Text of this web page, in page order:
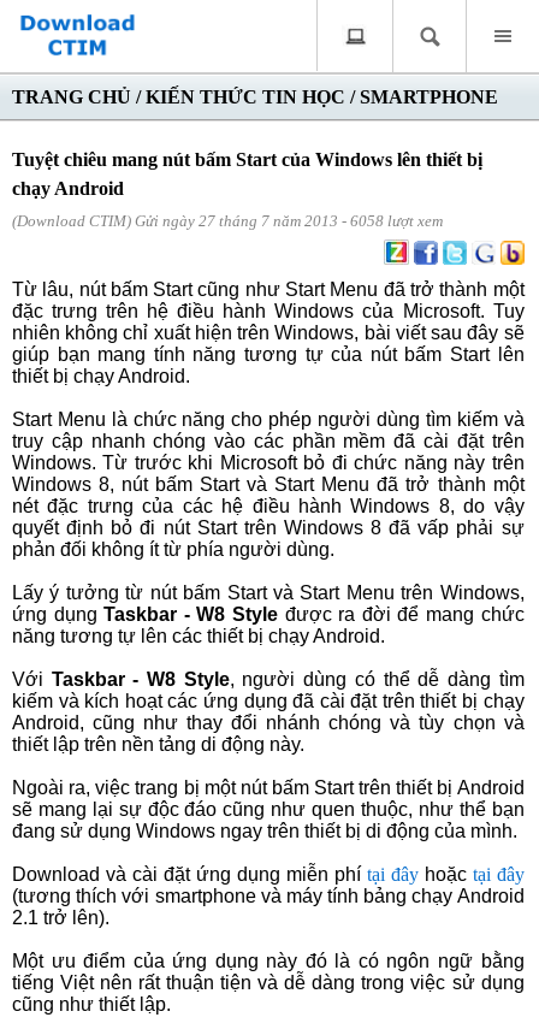
TRANG CHỦ /KIẾN THỨC TIN HỌC /SMARTPHONE
Tuyệt chiêu mang nút bấm Start của Windows lên thiết bị
chạy Android
(Download CTIM) Gửi ngày 27 tháng 7 năm 2013 - 6058 lượt xem
Từ lâu, nút bấm Start cũng như Start Menu đã trở thành một
đặc trưng trên hệ điều hành Windows của Microsoft. Tuy
nhiên không chỉ xuất hiện trên Windows, bài viết sau đây sẽ
giúp bạn mang tính năng tương tự của nút bấm Start lên
thiết bị chạy Android.
Start Menu là chức năng cho phép người dùng tìm kiếm và
truy cập nhanh chóng vào các phần mềm đã cài đặt trên
Windows. Từ trước khi Microsoft bỏ đi chức năng này trên
Windows 8, nút bấm Start và Start Menu đã trở thành một
nét đặc trưng của các hệ điều hành Windows 8, do vậy
quyết định bỏ đi nút Start trên Windows 8 đã vấp phải sự
phản đối không ít từ phía người dùng.
Lấy ý tưởng từ nút bấm Start và Start Menu trên Windows,
ứng dụngTaskbar - W8 Style được ra đời để mang chức
năng tương tự lên các thiết bị chạy Android.
Với Taskbar - W8 Style, người dùng có thể dễ dàng tìm
kiếm và kích hoạt các ứng dụng đã cài đặt trên thiết bị chạy
Android, cũng như thay đổi nhánh chóng và tùy chọn và
thiết lập trên nền tảng di động này.
Ngoài ra, việc trang bị một nút bấm Start trên thiết bị Android
sẽ mang lại sự độc đáo cũng như quen thuộc, như thể bạn
đang sử dụng Windows ngay trên thiết bị di động của mình.
Download và cài đặt ứng dụng miễn phí tại đâyhoặc tại đây
(tương thích với smartphone và máy tính bảng chạy Android
2.1 trở lên).
Một ưu điểm của ứng dụng này đó là có ngôn ngữ bằng
tiếng Việt nên rất thuận tiện và dễ dàng trong việc sử dụng
cũng như thiết lập.